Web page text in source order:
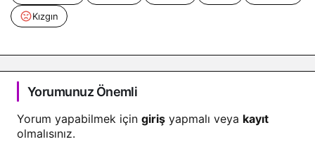
Kızgın
Yorumunuz Önemli
Yorum yapabilmek için giriş yapmalı veya kayıt
olmalısınız.